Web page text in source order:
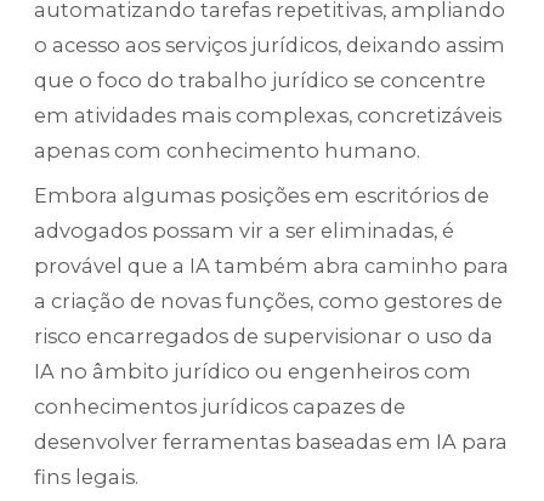
automatizando tarefas repetitivas, ampliando
o acesso aos serviços jurídicos, deixando assim
que o foco do trabalho jurídico se concentre
em atividades mais complexas, concretizáveis
apenas com conhecimento humano.
Embora algumas posições em escritórios de
advogados possam vir a ser eliminadas, é
provável que a IA também abra caminho para
a criação de novas funções,como gestores de
risco encarregados de supervisionar o uso da
IA no âmbito jurídico ou engenheiros com
conhecimentos jurídicos capazes de
desenvolver ferramentas baseadas em IA para
fins legais.